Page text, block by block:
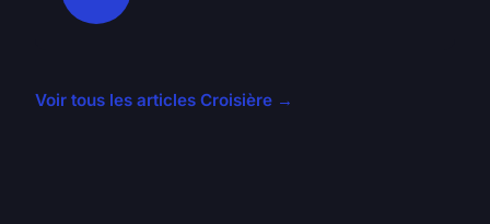
Voir tous les articles Croisière →